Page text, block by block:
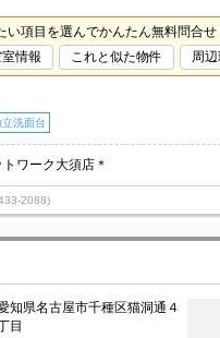
い項目を選んでかんたん無料問合せ
室情報 これと似た物件 周
立洗面台
ワーク大須店＊
2088)
知県名古屋市千種区猫洞通４
目